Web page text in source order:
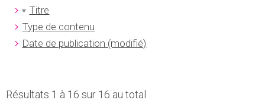
Titre
Type de contenu
Date de publication (modifié)
Résultats 1 à 16 sur 16 au total